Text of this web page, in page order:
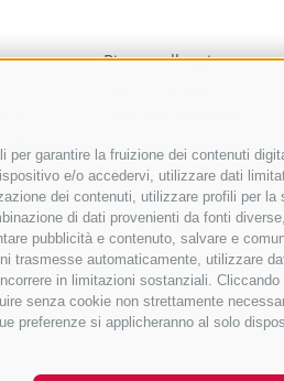
garantire la fruizione dei contenuti
e/o accedervi, utilizzare dati
dei contenuti, utilizzare profili per
di dati provenienti da fonti
pubblicità e contenuto, salvare e
automaticamente, utilizzare
in limitazioni sostanziali.
senza cookie non strettamente
preferenze si applicheranno al solo
cataloghi
Ricerca alloggio
activeCARD Racines
activeCARD Vipiteno
Colle Isarco CARD
Come arrivare